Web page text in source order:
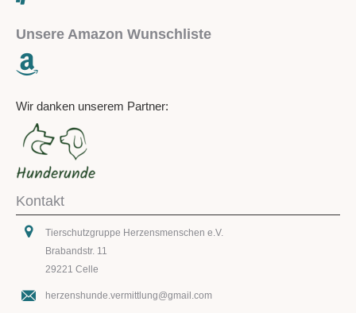
Unsere Amazon Wunschliste
Wir danken unserem Partner:
Kontakt
Tierschutzgruppe Herzensmenschen e.V.
Brabandstr. 11
29221 Celle
herzenshunde.vermittlung@gmail.com